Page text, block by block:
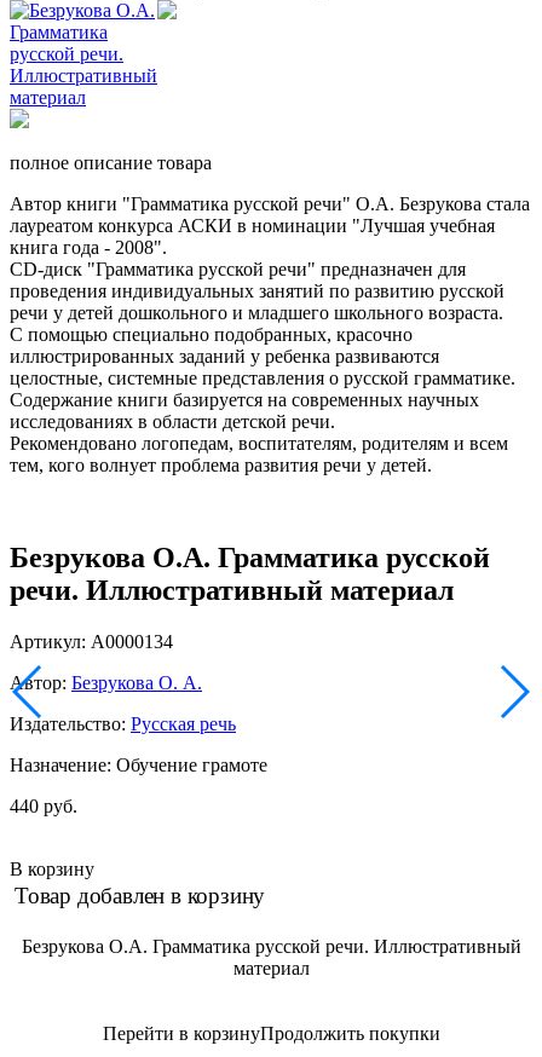
полное описание товара
Автор книги "Грамматика русской речи" О.А. Безрукова стала
лауреатом конкурса АСКИ в номинации "Лучшая учебная
книга года - 2008".
CD-диск "Грамматика русской речи" предназначен для
проведения индивидуальных занятий по развитию русской
речи у детей дошкольного и младшего школьного возраста.
С помощью специально подобранных, красочно
иллюстрированных заданий у ребенка развиваются
целостные, системные представления о русской грамматике.
Содержание книги базируется на современных научных
исследованиях в области детской речи.
Рекомендовано логопедам, воспитателям, родителям и всем
тем, кого волнует проблема развития речи у детей.
Безрукова О.А. Грамматика русской
речи. Иллюстративный материал
Артикул: А0000134
Автор: Безрукова О. А.
Издательство: Русская речь
Назначение: Обучение грамоте
440 руб.
В корзину
Товар добавлен в корзину
Безрукова О.А. Грамматика русской речи. Иллюстративный
материал
Перейти в корзинуПродолжить покупки